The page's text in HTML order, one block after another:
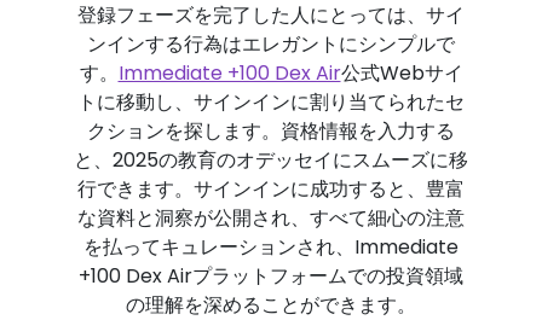
登録フェーズを完了した人にとっては、サイ
ンインする行為はエレガントにシンプルで
す。 Immediate +100 Dex Air公式Webサイ
トに移動し、サインインに割り当てられたセ
クションを探します。資格情報を入力する
と、2025の教育のオデッセイにスムーズに移
行できます。サインインに成功すると、豊富
な資料と洞察が公開され、すべて細心の注意
を払ってキュレーションされ、Immediate
+100 Dex Airプラットフォームでの投資領域
の理解を深めることができます。